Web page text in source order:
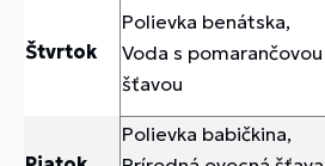
Štvrtok
Polievka benátska,
Voda s pomarančovou
šťavou
Polievka babičkina,